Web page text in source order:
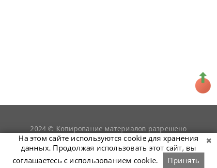
2024 © Копирование материалов разрешено
только при условии гиперссылки наsnookerist.ru
На этом сайте используются cookie для хранения
данных. Продолжая использовать этот сайт, вы
соглашаетесь с использованием cookie.
Принять